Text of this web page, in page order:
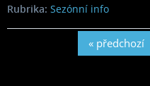
Rubrika: Sezónní info
« předchozí